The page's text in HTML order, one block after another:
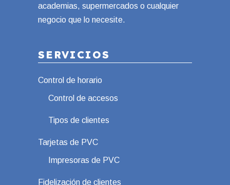
academias, supermercados o cualquier
negocio que lo necesite.
SERVICIOS
Control de horario
Control de accesos
Tipos de clientes
Tarjetas de PVC
Impresoras de PVC
Fidelización de clientes